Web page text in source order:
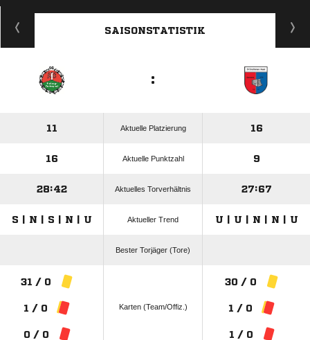
ANZEIGE
SAISONSTATISTIK
:
11 Aktuelle Platzierung 16
16 Aktuelle Punktzahl 9
28:42 Aktuelles Torverhältnis 27:67
S | N | S | N | U Aktueller Trend U | U | N | N | U
Bester Torjäger (Tore)
31 / 0
1 / 0
0 / 0
Karten (Team/Offiz.)
30 / 0
1 / 0
1 / 0